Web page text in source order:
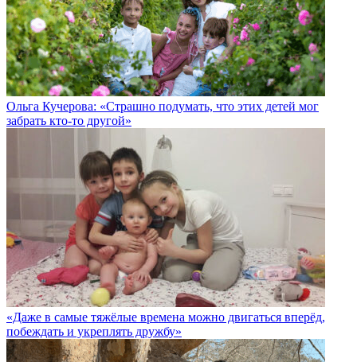
Ольга Кучерова: «Страшно подумать, что этих детей мог
забрать кто-то другой»
«Даже в самые тяжёлые времена можно двигаться вперёд,
побеждать и укреплять дружбу»